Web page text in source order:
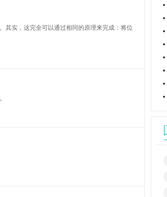
其实，这完全可以通过相同的原理来完成：将位